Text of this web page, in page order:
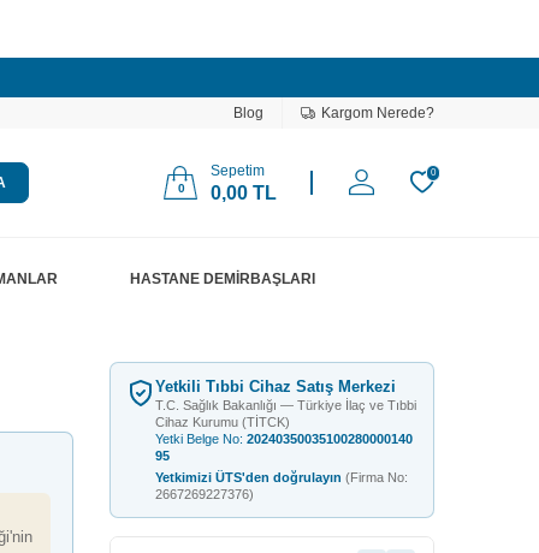
Blog Kargom Nerede?
0
Sepetim
0,00 TL
0
HASTANE DEMİRBAŞLARI
Yetkili Tıbbi Cihaz Satış Merkezi
T.C. Sağlık Bakanlığı — Türkiye İlaç ve Tıbbi
Cihaz Kurumu (TİTCK)
Yetki Belge No: 20240350035100280000140
95
Yetkimizi ÜTS'den doğrulayın (Firma No:
2667269227376)